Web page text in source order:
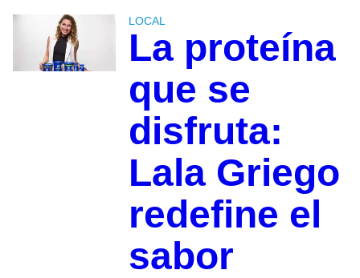
LOCAL
La proteína
que se
disfruta:
Lala Griego
redefine el
sabor